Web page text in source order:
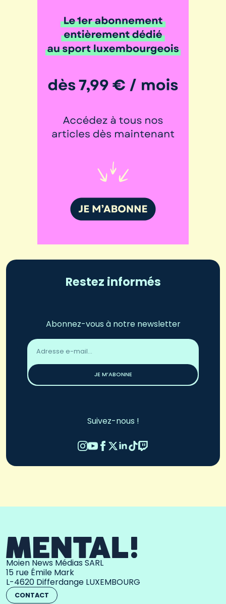
Restez informés
Abonnez-vous à notre newsletter
Adresse
email
JE M’ABONNE
Suivez-nous !
Moien News Médias SARL
15 rue Émile Mark
L-4620 Differdange LUXEMBOURG
CONTACT